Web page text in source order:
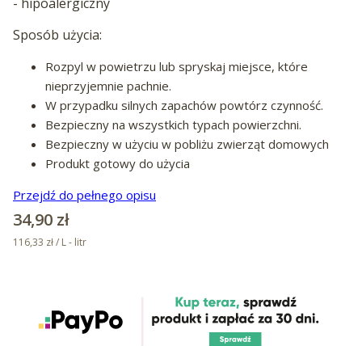
- hipoalergiczny
Sposób użycia:
Rozpyl w powietrzu lub spryskaj miejsce, które
nieprzyjemnie pachnie.
W przypadku silnych zapachów powtórz czynność.
Bezpieczny na wszystkich typach powierzchni.
Bezpieczny w użyciu w pobliżu zwierząt domowych
Produkt gotowy do użycia
Przejdź do pełnego opisu
Cena
34,90 zł
116,33 zł / L - litr